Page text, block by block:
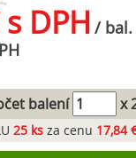
DPH / bal.
balení x
25 ks za cenu 17,84